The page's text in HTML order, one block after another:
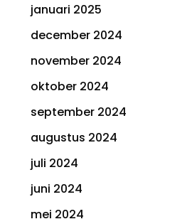
januari 2025
december 2024
november 2024
oktober 2024
september 2024
augustus 2024
juli 2024
juni 2024
mei 2024